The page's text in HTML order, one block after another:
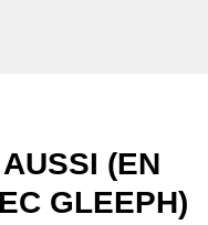
(EN
GLEEPH)